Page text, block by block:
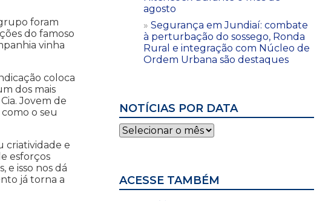
foram
do famoso
vinha
coloca
dos mais
Jovem de
o seu
criatividade e
esforços
e isso nos dá
já torna a
agosto
Segurança em Jundiaí: combate
à perturbação do sossego, Ronda
Rural e integração com Núcleo de
Ordem Urbana são destaques
NOTÍCIAS POR DATA
Notícias
por
ACESSE TAMBÉM